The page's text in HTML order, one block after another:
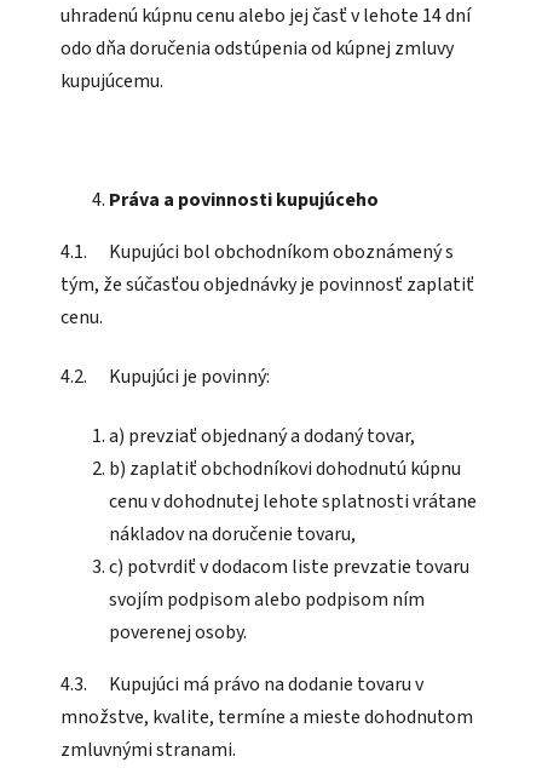
uhradenú kúpnu cenu alebo jej časť v lehote 14 dní
odo dňa doručenia odstúpenia od kúpnej zmluvy
kupujúcemu.
Práva a povinnosti kupujúceho
4.1. Kupujúci bol obchodníkom oboznámený s
tým, že súčasťou objednávky je povinnosť zaplatiť
cenu.
4.2. Kupujúci je povinný:
a) prevziať objednaný a dodaný tovar,
b) zaplatiť obchodníkovi dohodnutú kúpnu
cenu v dohodnutej lehote splatnosti vrátane
nákladov na doručenie tovaru,
c) potvrdiť v dodacom liste prevzatie tovaru
svojím podpisom alebo podpisom ním
poverenej osoby.
4.3. Kupujúci má právo na dodanie tovaru v
množstve, kvalite, termíne a mieste dohodnutom
zmluvnými stranami.